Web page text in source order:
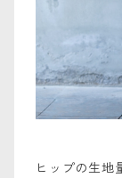
ヒップの生地